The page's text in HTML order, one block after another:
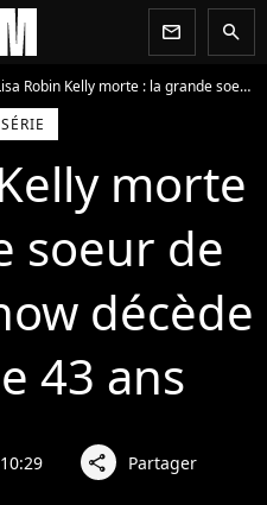
newsletter search
Robin Kelly morte : la grande soeur de That '70s Show décède à l'âge de 43 ans
morte
soeur de
décède
43 ans
share Partager